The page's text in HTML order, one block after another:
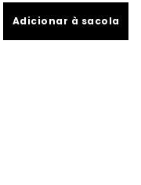
Adicionar à sacola